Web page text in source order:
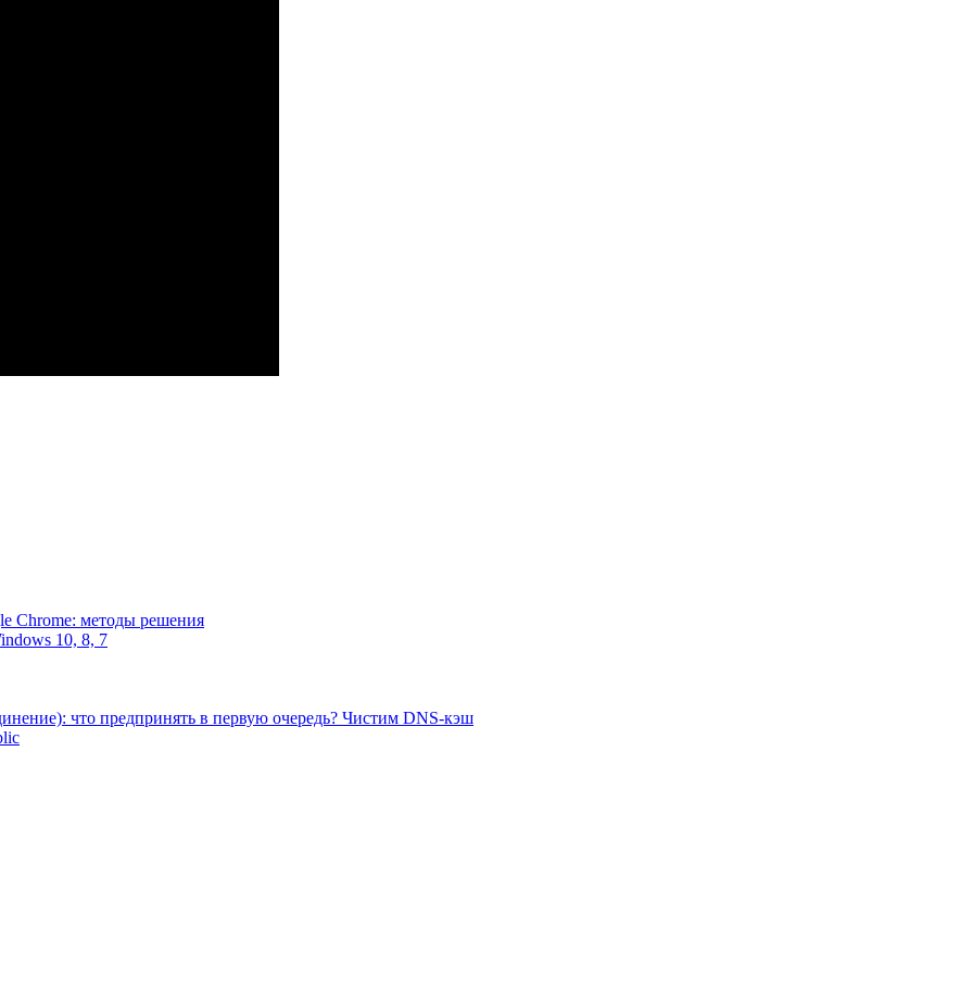
Chrome: методы решения
10, 8, 7
что предпринять в первую очередь? Чистим DNS-кэш